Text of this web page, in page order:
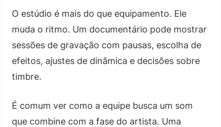
O estúdio é mais do que equipamento. Ele
muda o ritmo. Um documentário pode mostrar
sessões de gravação com pausas, escolha de
efeitos, ajustes de dinâmica e decisões sobre
timbre.
É comum ver como a equipe busca um som
que combine com a fase do artista. Uma